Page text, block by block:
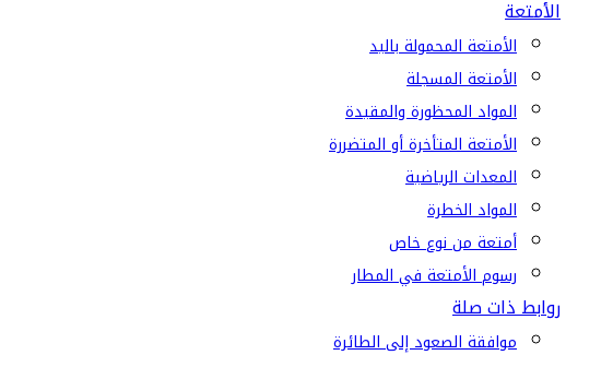
الأمتعة
الأمتعة المحمولة باليد
الأمتعة المسجلة
المواد المحظورة والمقيدة
الأمتعة المتأخرة أو المتضررة
المعدات الرياضية
المواد الخطرة
أمتعة من نوع خاص
رسوم الأمتعة في المطار
روابط ذات صلة
موافقة الصعود إلى الطائرة